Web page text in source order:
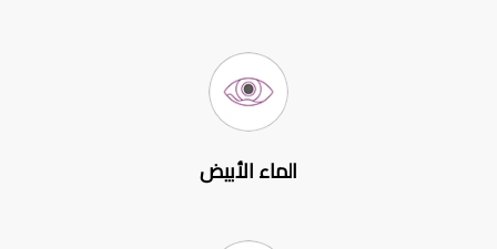
الماء الأبيض